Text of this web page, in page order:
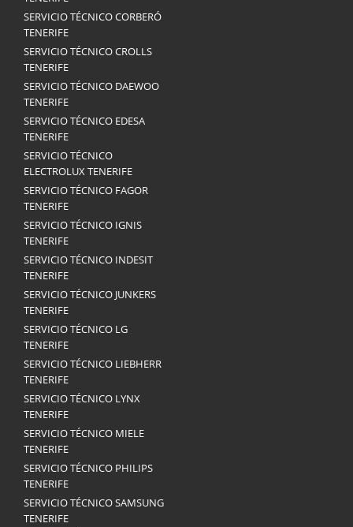
SERVICIO TÉCNICO CORBERÓ
TENERIFE
SERVICIO TÉCNICO CROLLS
TENERIFE
SERVICIO TÉCNICO DAEWOO
TENERIFE
SERVICIO TÉCNICO EDESA
TENERIFE
SERVICIO TÉCNICO
ELECTROLUX TENERIFE
SERVICIO TÉCNICO FAGOR
TENERIFE
SERVICIO TÉCNICO IGNIS
TENERIFE
SERVICIO TÉCNICO INDESIT
TENERIFE
SERVICIO TÉCNICO JUNKERS
TENERIFE
SERVICIO TÉCNICO LG
TENERIFE
SERVICIO TÉCNICO LIEBHERR
TENERIFE
SERVICIO TÉCNICO LYNX
TENERIFE
SERVICIO TÉCNICO MIELE
TENERIFE
SERVICIO TÉCNICO PHILIPS
TENERIFE
SERVICIO TÉCNICO SAMSUNG
TENERIFE